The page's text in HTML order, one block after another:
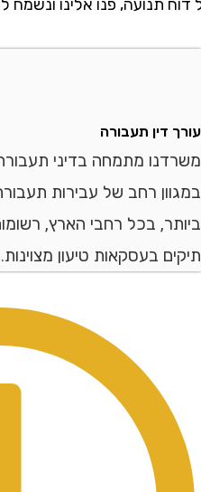
פנו אלינו ונשמח
תעבורה
מתמחה בדיני תעבורה
רחב של עבירות תעבורה,
בכל רחבי הארץ, רשומות
בעסקאות טיעון מצוינות.